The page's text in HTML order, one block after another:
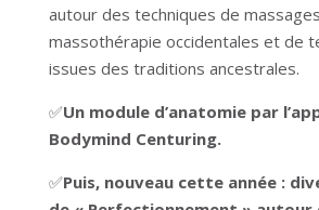
autour des techniques de
massothérapie occidentales et de
issues des traditions ancestrales.
✅Un module d’anatomie par
Bodymind Centuring.
✅Puis, nouveau cette année :